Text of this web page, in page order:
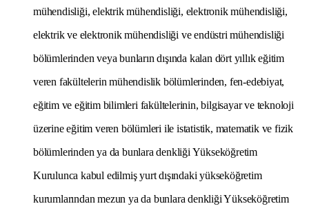
mühendisliği, elektrik mühendisliği, elektronik mühendisliği,
elektrik ve elektronik mühendisliği ve endüstri mühendisliği
bölümlerinden veya bunların dışında kalan dört yıllık eğitim
veren fakültelerin mühendislik bölümlerinden, fen-edebiyat,
eğitim ve eğitim bilimleri fakültelerinin, bilgisayar ve teknoloji
üzerine eğitim veren bölümleri ile istatistik, matematik ve fizik
bölümlerinden ya da bunlara denkliği Yükseköğretim
Kurulunca kabul edilmiş yurt dışındaki yükseköğretim
kurumlarından mezun ya da bunlara denkliği Yükseköğretim